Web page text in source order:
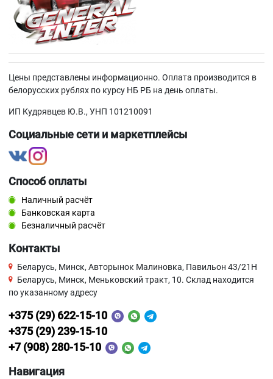
Цены представлены информационно. Оплата производится в
белорусских рублях по курсу НБ РБ на день оплаты.
ИП Кудрявцев Ю.В., УНП 101210091
Социальные сети и маркетплейсы
Способ оплаты
Наличный расчёт
Банковская карта
Безналичный расчёт
Контакты
Беларусь, Минск, Авторынок Малиновка, Павильон 43/21Н
Беларусь, Минск, Меньковский тракт, 10. Склад находится
по указанному адресу
+375 (29) 622-15-10
+375 (29) 239-15-10
+7 (908) 280-15-10
Навигация